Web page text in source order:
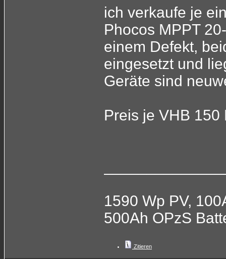
ich verkaufe je
Phocos MPPT
einem Defekt,
eingesetzt und
Geräte sind
Preis je VHB
1590 Wp PV,
500Ah OPzS
Zitieren